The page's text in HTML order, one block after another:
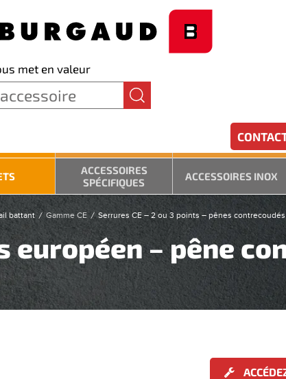
met en valeur
ACCESSOIRES
SPÉCIFIQUES
ACCESSOIRES INOX
battant Gamme CE Serrures CE – 2 ou 3 points – pênes contrecoudés
européen – pêne